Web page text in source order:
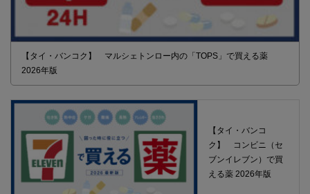
【タイ・バンコク】 マルシェトンロー内の「TOPS」で買える薬
2026年版
【タイ・バンコ
ク】 コンビニ（セ
ブンイレブン）で買
える薬 2026年版